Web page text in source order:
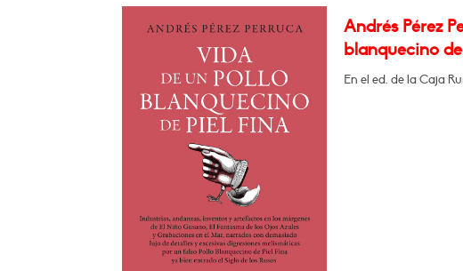
Andrés Pérez
blanquecino
En el ed. de la Caja